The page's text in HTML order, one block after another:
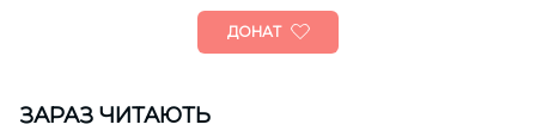
ДОНАТ
ЗАРАЗ ЧИТАЮТЬ